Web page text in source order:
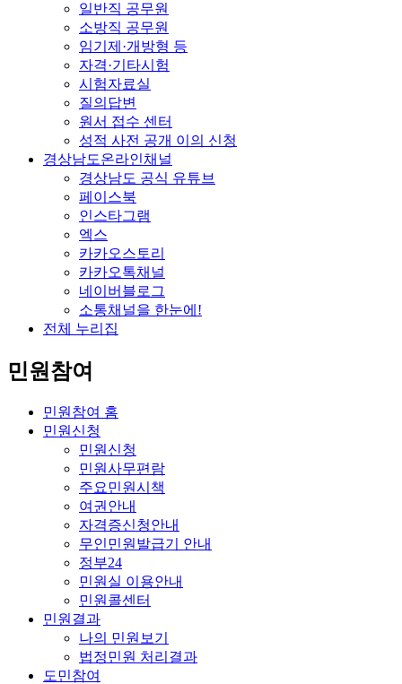
일반직 공무원
소방직 공무원
임기제·개방형 등
자격·기타시험
시험자료실
질의답변
원서 접수 센터
성적 사전 공개 이의 신청
경상남도온라인채널
경상남도 공식 유튜브
페이스북
인스타그램
엑스
카카오스토리
카카오톡채널
네이버블로그
소통채널을 한눈에!
전체 누리집
민원참여
민원참여 홈
민원신청
민원신청
민원사무편람
주요민원시책
여권안내
자격증신청안내
무인민원발급기 안내
정부24
민원실 이용안내
민원콜센터
민원결과
나의 민원보기
법정민원 처리결과
도민참여